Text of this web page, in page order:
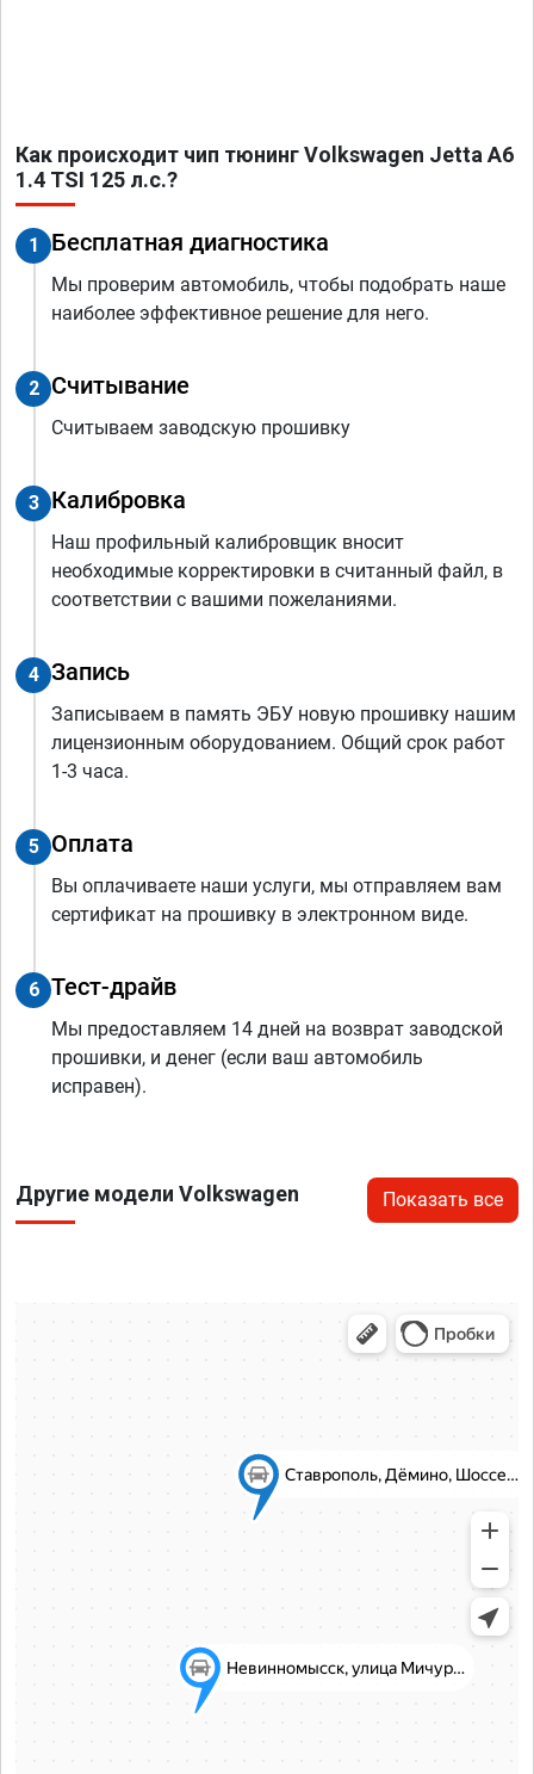
Как происходит чип тюнинг Volkswagen Jetta A6
1.4 TSI 125 л.с.?
1 Бесплатная диагностика
Мы проверим автомобиль, чтобы подобрать наше
наиболее эффективное решение для него.
2 Считывание
Считываем заводскую прошивку
3 Калибровка
Наш профильный калибровщик вносит
необходимые корректировки в считанный файл, в
соответствии с вашими пожеланиями.
4 Запись
Записываем в память ЭБУ новую прошивку нашим
лицензионным оборудованием. Общий срок работ
1-3 часа.
5 Оплата
Вы оплачиваете наши услуги, мы отправляем вам
сертификат на прошивку в электронном виде.
6 Тест-драйв
Мы предоставляем 14 дней на возврат заводской
прошивки, и денег (если ваш автомобиль
исправен).
Другие модели Volkswagen Показать все